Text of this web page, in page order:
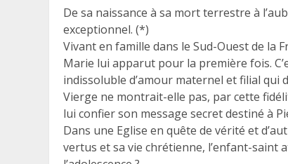
De sa naissance à sa mort terrestre à
exceptionnel. (*)
Vivant en famille dans le Sud-Ouest de la
Marie lui apparut pour la première fois.
indissoluble d’amour maternel et filial
Vierge ne montrait-elle pas, par cette
lui confier son message secret destiné à
Dans une Eglise en quête de vérité et
vertus et sa vie chrétienne, l’enfant-saint